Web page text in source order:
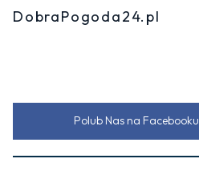
DobraPogoda24.pl
Polub Nas na Facebooku